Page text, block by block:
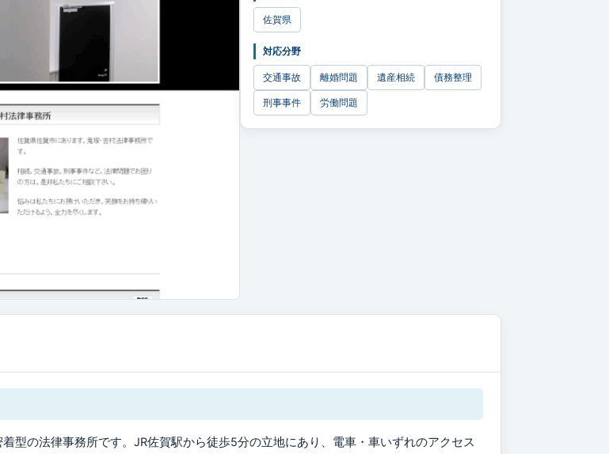
佐賀県
対応分野
交通事故 離婚問題 遺産相続 債務整理
刑事事件 労働問題
型の法律事務所です。JR佐賀駅から徒歩5分の立地にあり、電車・車いずれのアクセス